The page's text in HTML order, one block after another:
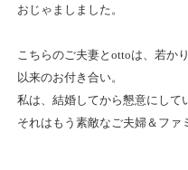
おじゃましました。
こちらのご夫妻とottoは、若か
以来のお付き合い。
私は、結婚してから懇意にして
それはもう素敵なご夫婦＆ファ